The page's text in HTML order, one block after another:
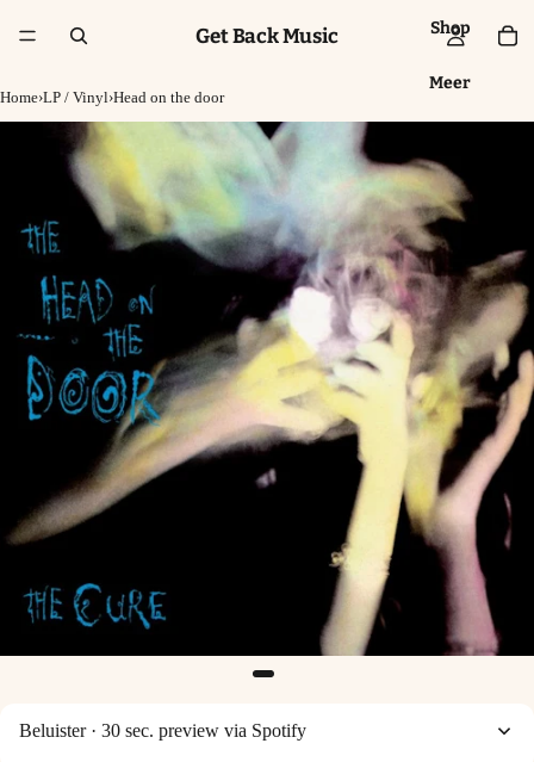
Shop
Meer
Get Back Music
Home›LP / Vinyl›Head on the door
Beluister · 30 sec. preview via Spotify